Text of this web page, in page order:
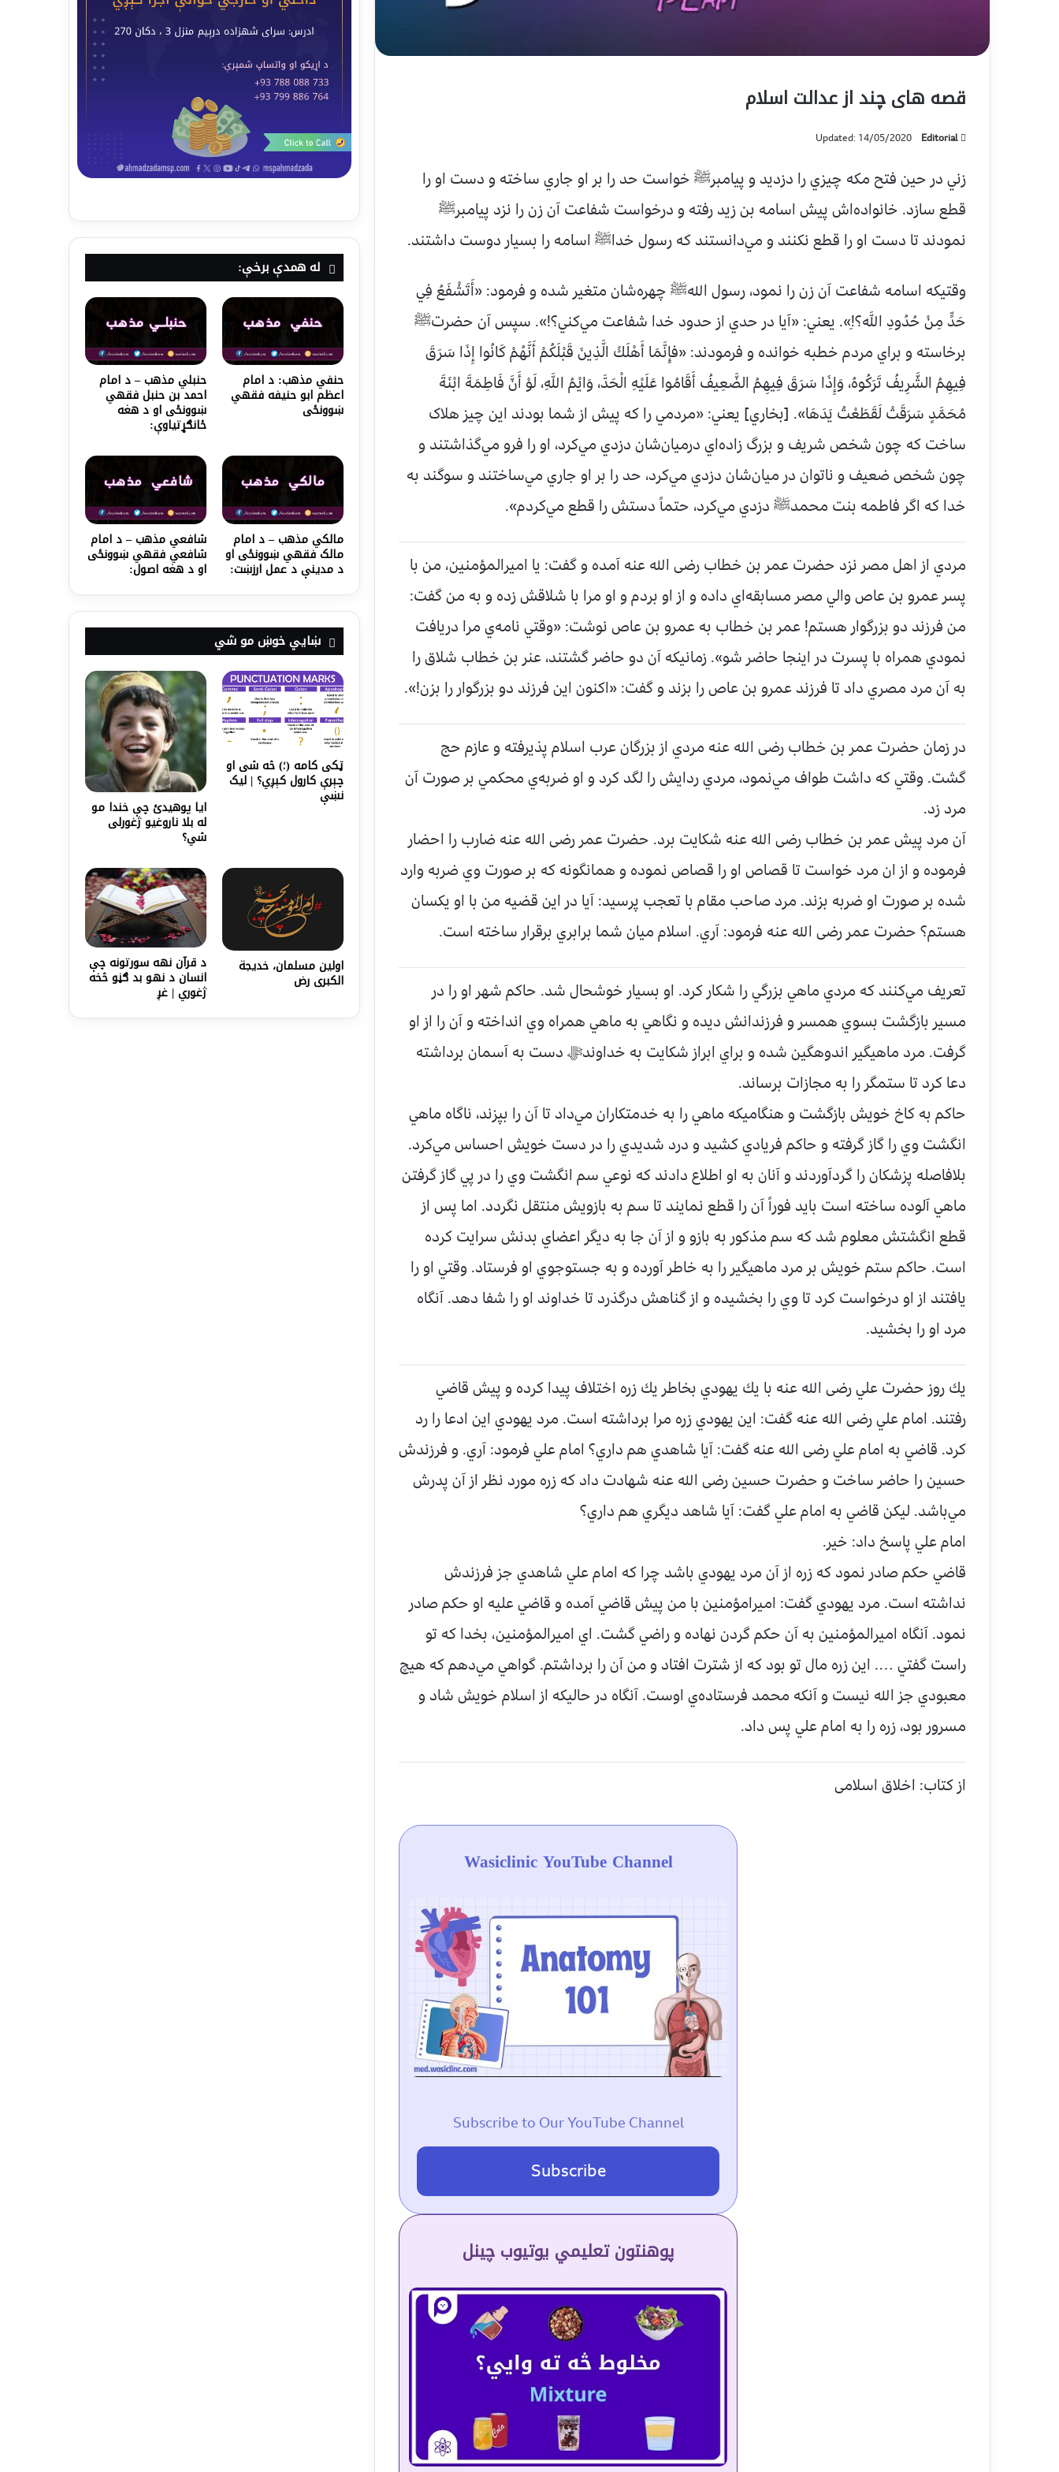
قصه های چند از عدالت اسلام
Editorial
Updated: 14/05/2020
زني در حين فتح مكه چيزي را دزديد و پيامبرﷺ خواست حد را بر او جاري ساخته و دست او را
قطع سازد. خانواده‌اش پيش اسامه بن زيد رفته و درخواست شفاعت آن زن را نزد پيامبرﷺ
نمودند تا دست او را قطع نكنند و مي‌‌دانستند كه رسول خداﷺ اسامه را بسيار دوست داشتند.
وقتيكه اسامه شفاعت آن زن را نمود، رسول اللهﷺ چهره‌شان متغير شده و فرمود: «أَتَشْفَعُ فِي
حَدٍّ مِنْ حُدُودِ اللَّه؟!ِ». يعني: «آيا در حدي از حدود خدا شفاعت مي‌‌کني؟!». سپس آن حضرتﷺ
برخاسته و براي مردم خطبه خوانده و فرمودند: «فإِنَّمَا أَهْلَكَ الَّذِينَ قَبْلَكُمْ أَنَّهُمْ كَانُوا إِذَا سَرَقَ
فِيهِمُ الشَّرِيفُ تَرَكُوهُ، وَإِذَا سَرَقَ فِيهِمُ الضَّعِيفُ أَقَامُوا عَلَيْهِ الْحَدَّ، وَايْمُ اللَّهِ، لَوْ أَنَّ فَاطِمَةَ ابْنَةَ
مُحَمَّدٍ سَرَقَتْ لَقَطَعْتُ يَدَهَا». [بخاري] يعني: «مردمي را که پيش از شما بودند اين چيز هلاک
ساخت که چون شخص شريف و بزرگ زاده‌اي درميان‌شان دزدي مي‌‌کرد، او را فرو مي‌‌گذاشتند و
چون شخص ضعيف و ناتوان در ميان‌شان دزدي مي‌‌کرد، حد را بر او جاري مي‌‌ساختند و سوگند به
خدا که اگر فاطمه بنت محمدﷺ دزدي مي‌‌کرد، حتماً دستش را قطع مي‌‌کردم».
مردي از اهل مصر نزد حضرت عمر بن خطاب رضی الله عنه آمده و گفت: يا اميرالمؤمنين، من با
پسر عمرو بن عاص والي مصر مسابقه‌اي داده و از او بردم و او مرا با شلاقش زده و به من گفت:
من فرزند دو بزرگوار هستم! عمر بن خطاب به عمرو بن عاص نوشت: «وقتي نامه‌ي مرا دريافت
نمودي همراه با پسرت در اينجا حاضر شو». زمانيكه آن دو حاضر گشتند، عنر بن خطاب شلاق را
به آن مرد مصري داد تا فرزند عمرو بن عاص را بزند و گفت: «اكنون اين فرزند دو بزرگوار را بزن!».
در زمان حضرت عمر بن خطاب رضی الله عنه مردي از بزرگان عرب اسلام پذيرفته و عازم حج
گشت. وقتي كه داشت طواف مي‌‌نمود، مردي ردايش را لگد كرد و او ضربه‌ي محكمي بر صورت آن
مرد زد.
آن مرد پيش عمر بن خطاب رضی الله عنه شكايت برد. حضرت عمر رضی الله عنه ضارب را احضار
فرموده و از ان مرد خواست تا قصاص او را قصاص نموده و همانگونه كه بر صورت وي ضربه وارد
شده بر صورت او ضربه بزند. مرد صاحب مقام با تعجب پرسيد: آيا در اين قضيه من با او يكسان
هستم؟ حضرت عمر رضی الله عنه فرمود: آري. اسلام ميان شما برابري برقرار ساخته است.
تعريف مي‌‌كنند كه مردي ماهي بزرگي را شكار كرد. او بسيار خوشحال شد. حاكم شهر او را در
مسير بازگشت بسوي همسر و فرزندانش ديده و نگاهي به ماهي همراه وي انداخته و آن را از او
گرفت. مرد ماهيگير اندوهگين شده و براي ابراز شكايت به خداوندﷻ دست به آسمان برداشته
دعا كرد تا ستمگر را به مجازات برساند.
حاكم به كاخ خويش بازگشت و هنگاميكه ماهي را به خدمتكاران مي‌‌داد تا آن را بپزند، ناگاه ماهي
انگشت وي را گاز گرفته و حاكم فريادي كشيد و درد شديدي را در دست خويش احساس مي‌‌كرد.
بلافاصله پزشكان را گردآوردند و آنان به او اطلاع دادند كه نوعي سم انگشت وي را در پي گاز گرفتن
ماهي آلوده ساخته است بايد فوراً آن را قطع نمايند تا سم به بازويش منتقل نگردد. اما پس از
قطع انگشتش معلوم شد كه سم مذكور به بازو و از آن جا به ديگر اعضاي بدنش سرايت كرده
است. حاكم ستم خويش بر مرد ماهيگير را به خاطر آورده و به جستوجوي او فرستاد. وقتي او را
يافتند از او درخواست كرد تا وي را بخشيده و از گناهش درگذرد تا خداوند او را شفا دهد. آنگاه
مرد او را بخشيد.
يك روز حضرت علي رضی الله عنه با يك يهودي بخاطر يك زره اختلاف پيدا كرده و پيش قاضي
رفتند. امام علي رضی الله عنه گفت: اين يهودي زره مرا برداشته است. مرد يهودي اين ادعا را رد
كرد. قاضي به امام علي رضی الله عنه گفت: آيا شاهدي هم داري؟ امام علي فرمود: آري. و فرزندش
حسين را حاضر ساخت و حضرت حسين رضی الله عنه شهادت داد كه زره مورد نظر از آن پدرش
مي‌‌باشد. ليكن قاضي به امام علي گفت: آيا شاهد ديگري هم داري؟
امام علي پاسخ داد: خير.
قاضي حكم صادر نمود كه زره از آن مرد يهودي باشد چرا كه امام علي شاهدي جز فرزندش
نداشته است. مرد يهودي گفت: اميرامؤمنين با من پيش قاضي آمده و قاضي عليه او حكم صادر
نمود. آنگاه اميرالمؤمنين به آن حكم گردن نهاده و راضي گشت. اي اميرالمؤمنين، بخدا كه تو
راست گفتي …. اين زره مال تو بود كه از شترت افتاد و من آن را برداشتم. گواهي مي‌‌دهم كه هيچ
معبودي جز الله نيست و آنكه محمد فرستاده‌ي اوست. آنگاه در حاليكه از اسلام خويش شاد و
مسرور بود، زره را به امام علي پس داد.
از کتاب: اخلاق اسلامی
Wasiclinic YouTube Channel
Subscribe to Our YouTube Channel
Subscribe
پوهنتون تعلیمي یوتیوب چینل
له همدې برخې:
حنفي مذهب: د امام
اعظم ابو حنیفه فقهي
ښوونځی
حنبلي مذهب – د امام
احمد بن حنبل فقهي
ښوونځی او د هغه
ځانګړتیاوې:
مالکي مذهب – د امام
مالک فقهي ښوونځی او
د مدینې د عمل ارزښت:
شافعي مذهب – د امام
شافعي فقهي ښوونځی
او د هغه اصول:
ښايي خوښ مو شي
ټکی کامه (؛) څه شی او
چېرې کارول کېږي؟ | لیک
نښې
ایا پوهیدئ چې خندا مو
له بلا ناروغیو ژغورلی
شي؟
اولين مسلمان، خدیجة
الکبری رض
د قرآن نهه سورتونه چې
انسان د نهو بد ګڼو څخه
ژغوري | غږ